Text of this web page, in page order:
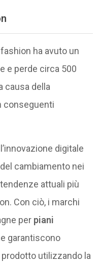
ha avuto un
e perde circa 500
causa della
conseguenti
digitale
cambiamento nei
attuali più
Con ciò, i marchi
per piani
garantiscono
utilizzando la